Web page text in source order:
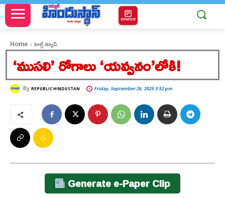
EPAPER
Home హెల్త్ న్యూస్
‘ముసలి’ రోగాలు ‘యవ్వనం’లోకి!
By REPUBLIC HINDUSTAN Friday, September 26, 2025 3:52 pm
Generate e-Paper Clip